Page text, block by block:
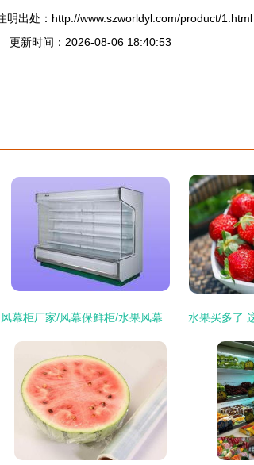
明出处：http://www.szworldyl.com/product/1.html
更新时间：2026-08-06 18:40:53